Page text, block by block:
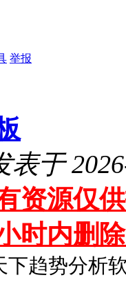
举报
表于
资源仅
时内删
下趋势分析